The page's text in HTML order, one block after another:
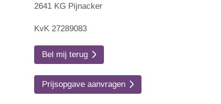
2641 KG Pijnacker
KvK 27289083
Bel mij terug
Prijsopgave aanvragen